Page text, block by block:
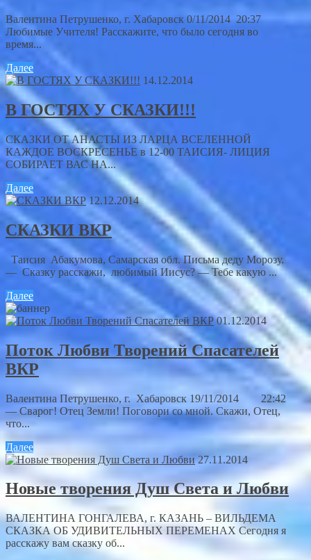
Валентина Петрушенко, г. Хабаровск 0/11/2014 20:37
Любимые Учителя! Расскажите, что было сегодня во
время...
Далее
14.12.2014
В ГОСТЯХ У СКАЗКИ!!!
СКАЗКИ ОТ АНАСТЫ ИЗ ЛАРЦА ВСЕЛЕННОЙ
КАЖДОЕ ВОСКРЕСЕНЬЕ в 12-00 ТАИСИЯ- ЛИЦИЯ
СОБИРАЕТ ВАС НА...
Далее
12.12.2014
СКАЗКИ ВКР
Таисия Абакумова, Самарская обл. Письма деду Морозу.
— Сказку расскажи, любимый Иисус? — Тебе какую ...
Далее
01.12.2014
Поток Любви Творений Спасателей
ВКР
Валентина Петрушенко, г. Хабаровск 19/11/2014 22:42
— Сварог! Отец Земли! Поговори со мной. Скажи, Отец,
что...
Далее
27.11.2014
Новые творения Душ Света и Любви
ВАЛЕНТИНА ГОНГАЛЕВА, г. КАЗАНЬ – ВИЛЬДЕМА
СКАЗКА ОБ УДИВИТЕЛЬНЫХ ПЕРЕМЕНАХ Сегодня я
расскажу вам сказку об...